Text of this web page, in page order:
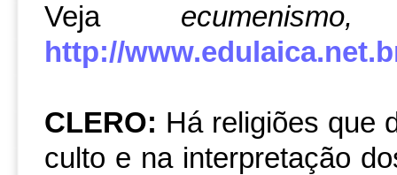
Veja
http://
CLERO: Há religiões que
culto e na interpretação